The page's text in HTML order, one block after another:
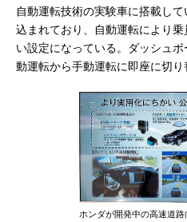
自動運転技術の実験車に搭載し
込まれており、自動運転により
い設定になっている。ダッシュ
動運転から手動運転に即座に切り
ホンダが開発中の高速道